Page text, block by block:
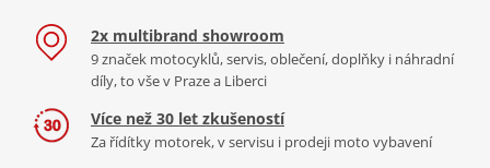
2x multibrand showroom
9 značek motocyklů, servis, oblečení, doplňky i náhradní
díly, to vše v Praze a Liberci
Více než 30 let zkušeností
Za řídítky motorek, v servisu i prodeji moto vybavení